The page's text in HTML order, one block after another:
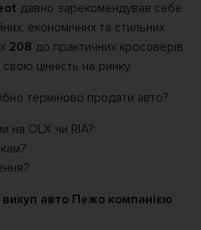
давно зарекомендував себе
економічних та стильних
208 до практичних кросоверів
цінність на ринку.
терміново продати авто?
на OLX чи RIA?
викуп авто Пежо компанією